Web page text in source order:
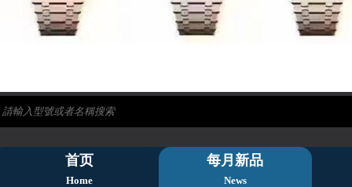
首页
Home
每月新品
News